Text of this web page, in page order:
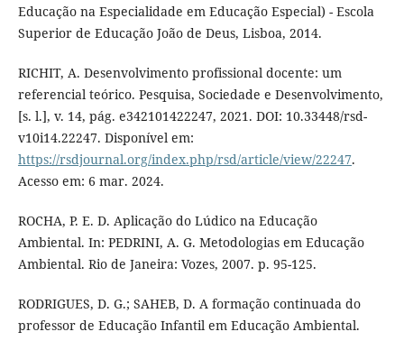
Educação na Especialidade em Educação Especial) - Escola
Superior de Educação João de Deus, Lisboa, 2014.
RICHIT, A. Desenvolvimento profissional docente: um
referencial teórico. Pesquisa, Sociedade e Desenvolvimento,
[s. l.], v. 14, pág. e342101422247, 2021. DOI: 10.33448/rsd-
v10i14.22247. Disponível em:
https://rsdjournal.org/index.php/rsd/article/view/22247.
Acesso em: 6 mar. 2024.
ROCHA, P. E. D. Aplicação do Lúdico na Educação
Ambiental. In: PEDRINI, A. G. Metodologias em Educação
Ambiental. Rio de Janeira: Vozes, 2007. p. 95-125.
RODRIGUES, D. G.; SAHEB, D. A formação continuada do
professor de Educação Infantil em Educação Ambiental.